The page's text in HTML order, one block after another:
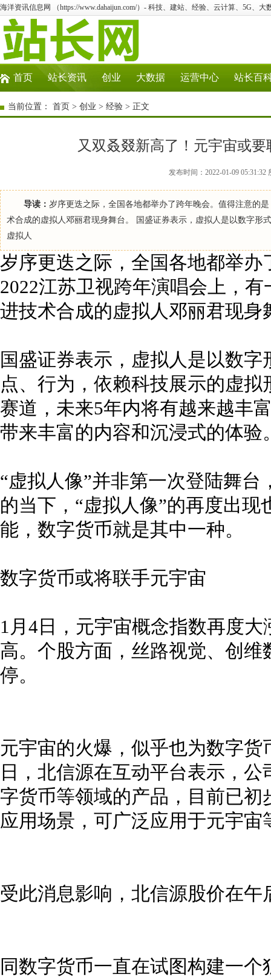
海洋资讯信息网 （https://www.dahaijun.com/）- 科技、建站、经验、云计算、5G、大
首页 站长资讯 创业 大数据 运营中心 站长百
当前位置： 首页 > 创业 > 经验 > 正文
又双叒叕新高了！元宇宙或
发布时间：2022-01-09
导读： 岁序更迭之际，全国各地都举办了跨年晚会。值得注意的
术合成的虚拟人邓丽君现身舞台。 国盛证券表示，虚拟人是以数字形
虚拟人
岁序更迭之际，全国各地都举
2022江苏卫视跨年演唱会上，
进技术合成的虚拟人邓丽君现身
国盛证券表示，虚拟人是以数
点、行为，依赖科技展示的虚
赛道，未来5年内将有越来越丰
带来丰富的内容和沉浸式的体验
“虚拟人像”并非第一次登陆舞
的当下，“虚拟人像”的再度出
能，数字货币就是其中一种。
数字货币或将联手元宇宙
1月4日，元宇宙概念指数再度
高。个股方面，丝路视觉、创
停。
元宇宙的火爆，似乎也为数字
日，北信源在互动平台表示，
字货币等领域的产品，目前已
应用场景，可广泛应用于元宇
受此消息影响，北信源股价在
同数字货币一直在试图构建一